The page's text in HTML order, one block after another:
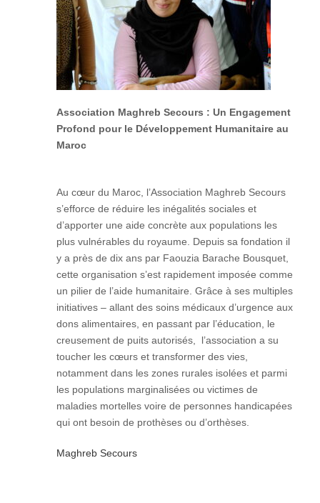
Association Maghreb Secours : Un Engagement
Profond pour le Développement Humanitaire au
Maroc
Au cœur du Maroc, l’Association Maghreb Secours
s’efforce de réduire les inégalités sociales et
d’apporter une aide concrète aux populations les
plus vulnérables du royaume. Depuis sa fondation il
y a près de dix ans par Faouzia Barache Bousquet,
cette organisation s’est rapidement imposée comme
un pilier de l’aide humanitaire. Grâce à ses multiples
initiatives – allant des soins médicaux d’urgence aux
dons alimentaires, en passant par l’éducation, le
creusement de puits autorisés, l’association a su
toucher les cœurs et transformer des vies,
notamment dans les zones rurales isolées et parmi
les populations marginalisées ou victimes de
maladies mortelles voire de personnes handicapées
qui ont besoin de prothèses ou d’orthèses.​
Maghreb Secours